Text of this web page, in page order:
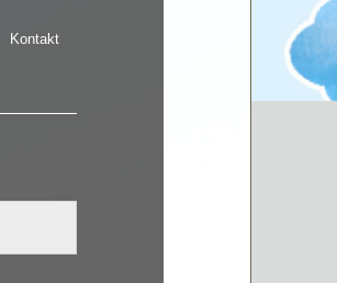
Kontakt